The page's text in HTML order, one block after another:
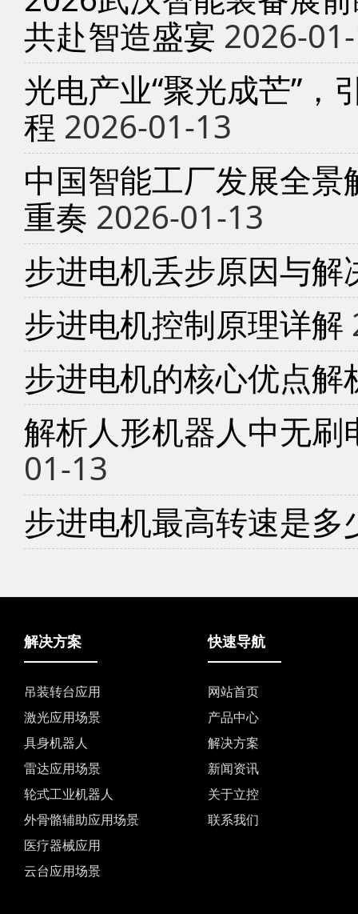
共赴智造盛宴 2026-
光电产业“聚光成芒”，
程 2026-01-13
中国智能工厂发展全
重奏 2026-01-13
步进电机丢步原因与解
步进电机控制原理详解
步进电机的核心优点解
解析人形机器人中无
01-13
步进电机最高转速是多
解决方案
吊装转台应用
激光应用场景
具身机器人
雷达应用场景
轮式工业机器人
外骨骼辅助应用场景
医疗器械应用
云台应用场景
快速导航
网站首页
产品中心
解决方案
新闻资讯
关于立控
联系我们